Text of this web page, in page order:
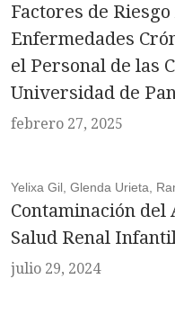
Factores de
Enfermedades
el Personal de las
Universidad de
febrero 27, 2025
Yelixa Gil, Glenda Urieta,
Contaminación del
Salud Renal
julio 29, 2024